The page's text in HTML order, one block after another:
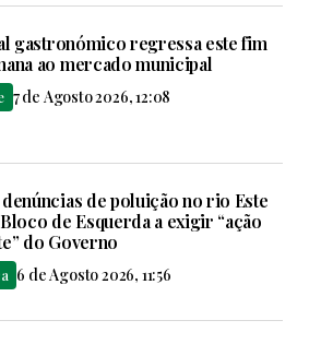
gastronómico regressa este fim
ao mercado municipal
7 de Agosto 2026, 12:08
denúncias de poluição no rio Este
de Esquerda a exigir “ação
do Governo
6 de Agosto 2026, 11:56